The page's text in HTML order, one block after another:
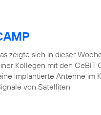
zeigte sich in dieser
Kollegen mit den CeBIT
implantierte Antenne im
von Satelliten